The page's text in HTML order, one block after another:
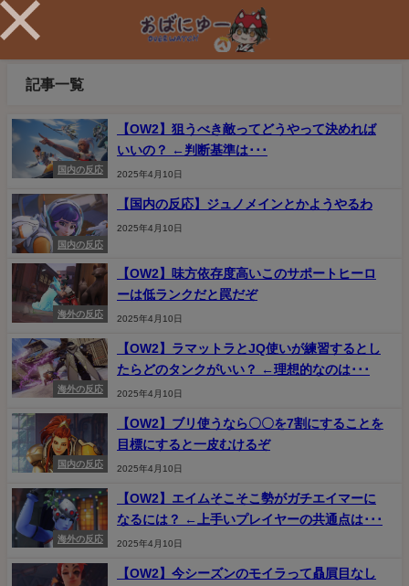
記事一覧
国内の反応
【OW2】狙うべき敵ってどうやって決めれば
いいの？ ←判断基準は･･･
2025年4月10日
国内の反応
【国内の反応】ジュノメインとかようやるわ
2025年4月10日
海外の反応
【OW2】味方依存度高いこのサポートヒーロ
ーは低ランクだと罠だぞ
2025年4月10日
海外の反応
【OW2】ラマットラとJQ使いが練習するとし
たらどのタンクがいい？ ←理想的なのは･･･
2025年4月10日
国内の反応
【OW2】ブリ使うなら〇〇を7割にすることを
目標にすると一皮むけるぞ
2025年4月10日
海外の反応
【OW2】エイムそこそこ勢がガチエイマーに
なるには？ ←上手いプレイヤーの共通点は･･･
2025年4月10日
【OW2】今シーズンのモイラって贔屓目なし